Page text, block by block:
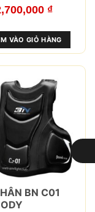
LỌC
₫
VÀO GIỎ HÀNG
BN C01